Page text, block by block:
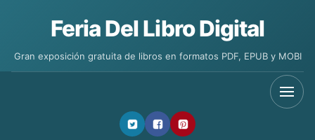
Feria Del Libro Digital
Gran exposición gratuita de libros en formatos PDF, EPUB y MOBI